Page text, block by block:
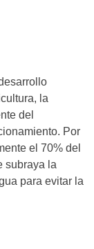
la
del
Por
el 70% del
subraya la
para evitar la